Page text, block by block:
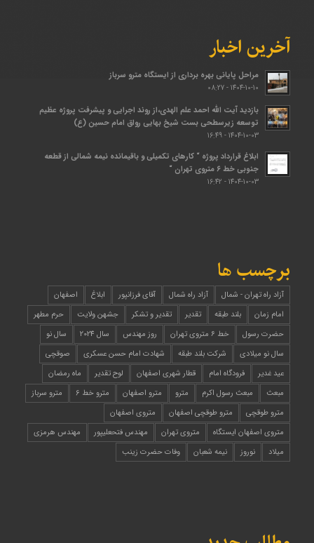
آخرین اخبار
مراحل پایانی بهره برداری از ایستگاه مترو سرباز
1404-10-10 - 08:27
بازدید آیت الله احمد علم الهدی،از روند اجرایی و پیشرفت پروژه عظیم
توسعه زیرسطحی بست شیخ بهایی رواق امام حسین (ع)
1404-10-03 - 16:49
ابلاغ قرارداد پروژه “ کارهای تکمیلی و باقیمانده نیمه شمالی از قطعه
جنوبی خط ۶ متروی تهران “
1404-10-03 - 16:42
برچسب ها
آزاد راه تهران - شمال آزاد راه شمال آقای فرزانپور ابلاغ
اصفهان
امام زمان
بلند طبقه تقدیر تقدیر و تشکر جشهن ولایت
حرم مطهر
حضرت رسول
خط ۶ متروی تهران روز مهندس سال 2024
سال نو
سال نو میلادی
شرکت بلند طبقه شهادت امام حسن عسکری
صوقچی
عید غدیر
فرودگاه امام قطار شهری اصفهان لوح تقدیر
ماه رمضان
مبعث
مبعث رسول اکرم مترو مترو اصفهان مترو خط 6
مترو سرباز
مترو طوقچی
مترو طوقچی اصفهان
متروی اصفهان
متروی اصفهان ایستگاه
متروی تهران مهندس فتحعلیپور
مهندس هرمزی
میلاد
نوروز نیمه شعبان وفات حضرت زینب